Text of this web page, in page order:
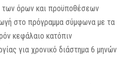
των όρων και προϋποθέσεων
στο πρόγραμμα σύμφωνα με τα
κεφάλαιο κατόπιν
για χρονικό διάστημα 6 μηνών